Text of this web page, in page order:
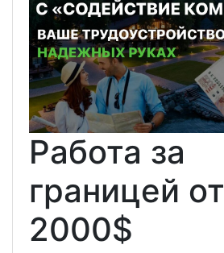
Работа за
границей от
2000$